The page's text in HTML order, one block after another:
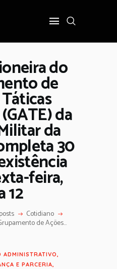
do
de
da
da
30
feira,
12
Cotidiano
de Ações...
ADMINISTRATIVO,
E PARCERIA,